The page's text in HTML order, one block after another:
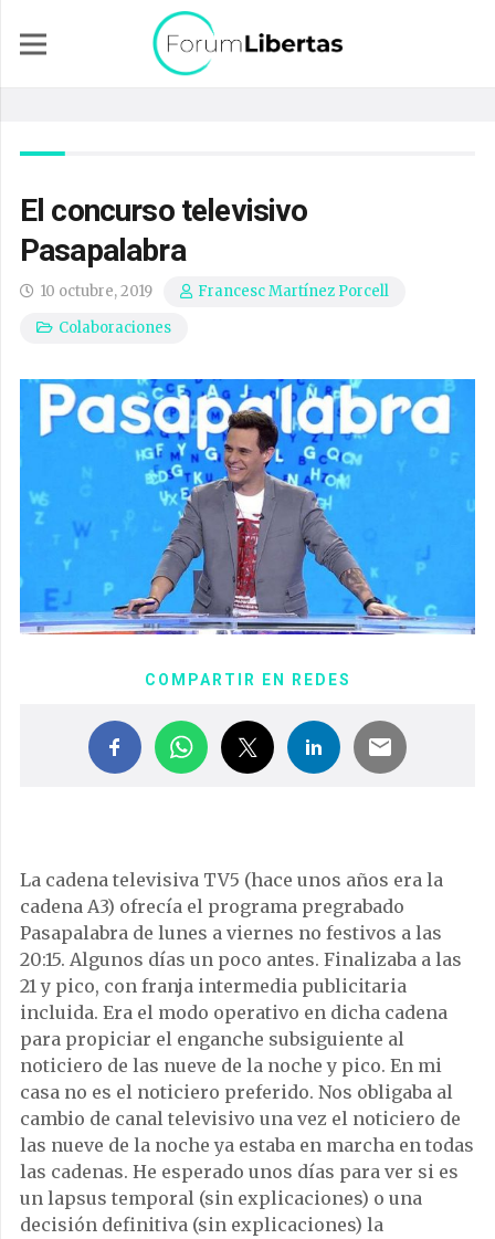
El concurso televisivo
Pasapalabra
10 octubre, 2019
Francesc Martínez Porcell
Colaboraciones
COMPARTIR EN REDES
La cadena televisiva TV5 (hace unos años era la
cadena A3) ofrecía el programa pregrabado
Pasapalabra de lunes a viernes no festivos a las
20:15. Algunos días un poco antes. Finalizaba a las
21 y pico, con franja intermedia publicitaria
incluida. Era el modo operativo en dicha cadena
para propiciar el enganche subsiguiente al
noticiero de las nueve de la noche y pico. En mi
casa no es el noticiero preferido. Nos obligaba al
cambio de canal televisivo una vez el noticiero de
las nueve de la noche ya estaba en marcha en todas
las cadenas. He esperado unos días para ver si es
un lapsus temporal (sin explicaciones) o una
decisión definitiva (sin explicaciones) la